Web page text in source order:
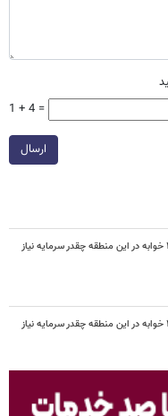
1 + 4 =
ارسال
لیست قیمت خرید مسکن در نازی‌آباد/ خرید آپارتمان ۲ خوابه در این منطقه چقدر سرمایه نیاز
لیست قیمت خرید مسکن در نازی‌آباد/ خرید آپارتمان ۲ خوابه در این منطقه چقدر سرمایه نیاز